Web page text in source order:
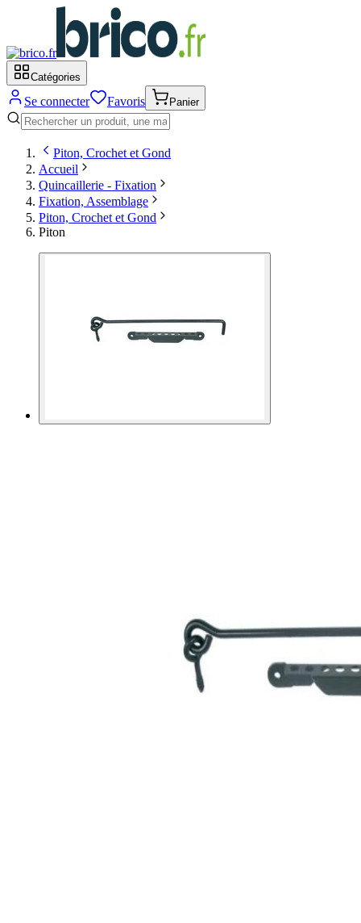
Catégories
Se connecter Favoris Panier
Piton, Crochet et Gond
Accueil
Quincaillerie - Fixation
Fixation, Assemblage
Piton, Crochet et Gond
Piton